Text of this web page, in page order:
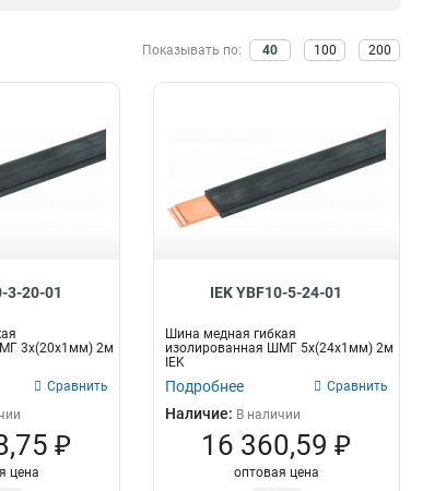
Показывать по: 40 100 200
3-20-01
3х(20х1мм) 2м
Сравнить
₽
цена
IEK YBF10-5-24-01
Шина медная гибкая
изолированная ШМГ 5х(24х1мм) 2м
IEK
Подробнее Сравнить
Наличие: В наличии
16 360,59 ₽
оптовая цена